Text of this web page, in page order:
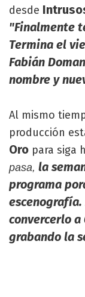
desde
"Finalmente
Termina el
Fabián
nombre y
Al mismo
producción
Oro para siga
pasa, la
programa
convercerlo a
grabando la